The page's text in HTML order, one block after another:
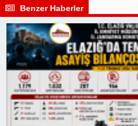
Benzer Haberler